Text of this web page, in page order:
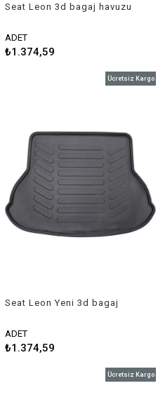
Seat Leon 3d bagaj havuzu
ADET
₺1.374,59
Seat Leon Yeni 3d bagaj
ADET
₺1.374,59
Ücretsiz Kargo
Ücretsiz Kargo